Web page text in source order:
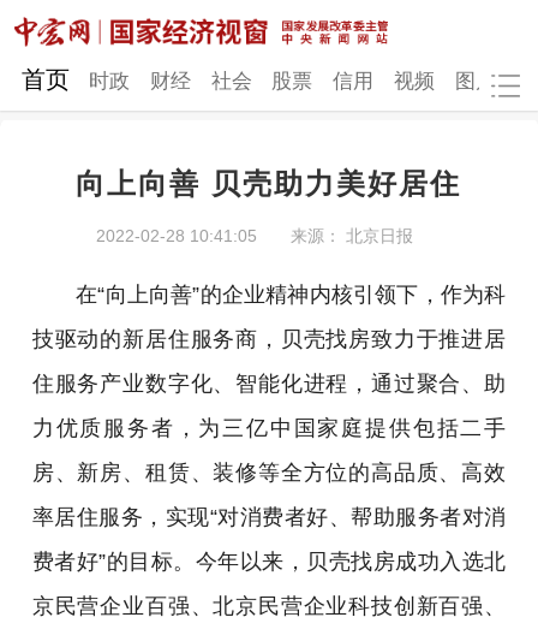
网站地图
地方发展
首页 时政 财经 社会 股票 信用 视频 图片
向上向善 贝壳助力美好居住
2022-02-28 10:41:05 来源： 北京日报
在“向上向善”的企业精神内核引领下，作为科
技驱动的新居住服务商，贝壳找房致力于推进居
住服务产业数字化、智能化进程，通过聚合、助
力优质服务者，为三亿中国家庭提供包括二手
房、新房、租赁、装修等全方位的高品质、高效
率居住服务，实现“对消费者好、帮助服务者对消
费者好”的目标。今年以来，贝壳找房成功入选北
京民营企业百强、北京民营企业科技创新百强、